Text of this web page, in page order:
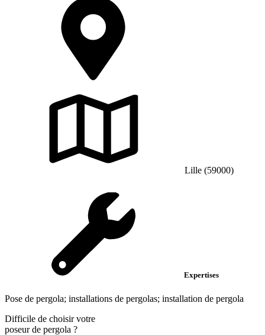
Lille (59000)
Expertises
Pose de pergola; installations de pergolas; installation de pergola
Difficile de choisir votre
poseur de pergola ?